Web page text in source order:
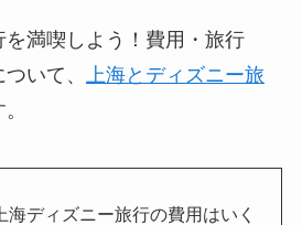
を満喫しよう！費用・旅行
いて、
上海とディズニー旅
上海ディズニー旅行の費用はいく